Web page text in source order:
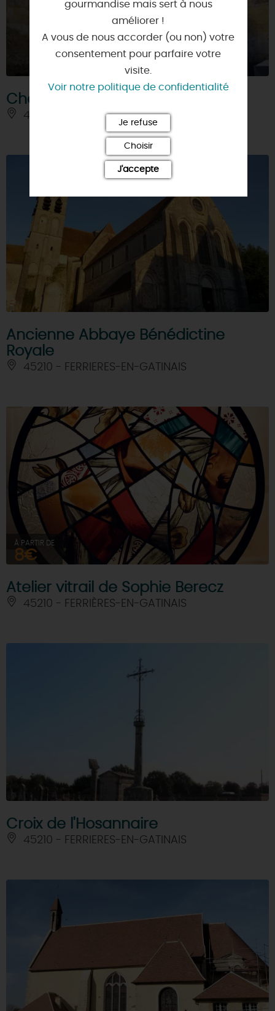
Chevry-sous-le-Bignon
45210 - CHEVRY-SOUS-LE-BIGNON
Ancienne Abbaye Bénédictine
Royale
45210 - FERRIERES-EN-GATINAIS
À PARTIR DE
8€
Atelier vitrail de Sophie Berecz
45210 - FERRIÈRES-EN-GATINAIS
Croix de l'Hosannaire
45210 - FERRIERES-EN-GATINAIS
gourmandise mais sert à nous
améliorer !
A vous de nous accorder (ou non) votre
consentement pour parfaire votre
visite.
Voir notre politique de confidentialité
Je refuse
Choisir
J'accepte